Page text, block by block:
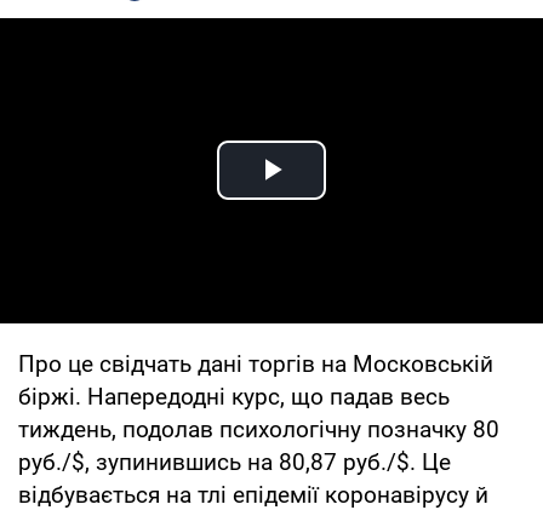
Play Video
Про це свідчать дані торгів на Московській
біржі. Напередодні курс, що падав весь
тиждень, подолав психологічну позначку 80
руб./$, зупинившись на 80,87 руб./$. Це
відбувається на тлі епідемії коронавірусу й